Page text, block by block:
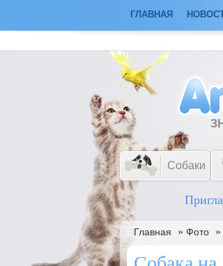
ГЛАВНАЯ
Собаки
Главная » Фото »